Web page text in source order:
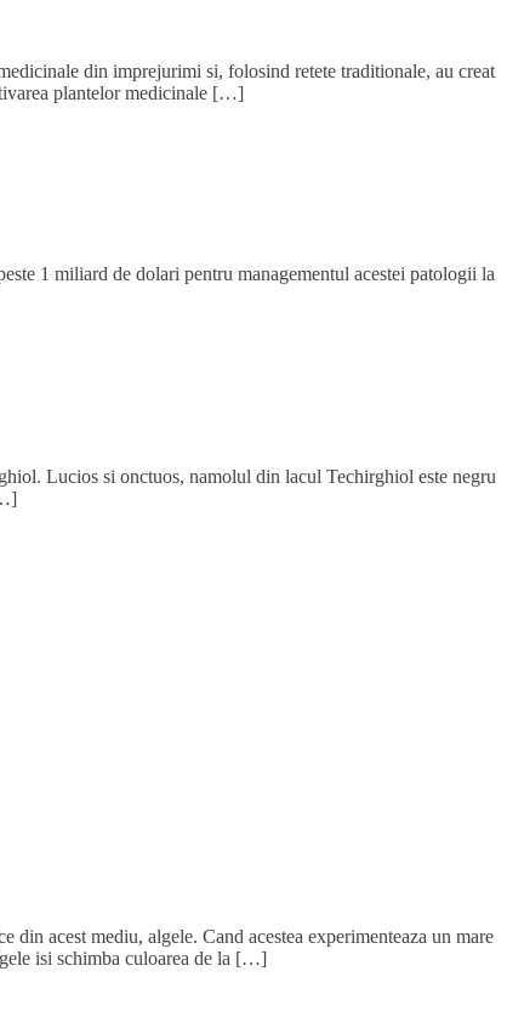
din imprejurimi si, folosind retete traditionale, au creat
plantelor medicinale […]
1 miliard de dolari pentru managementul acestei patologii la
Lucios si onctuos, namolul din lacul Techirghiol este negru
acest mediu, algele. Cand acestea experimenteaza un mare
isi schimba culoarea de la […]